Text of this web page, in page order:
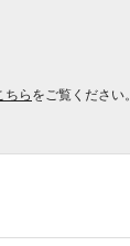
ちらをご覧ください。